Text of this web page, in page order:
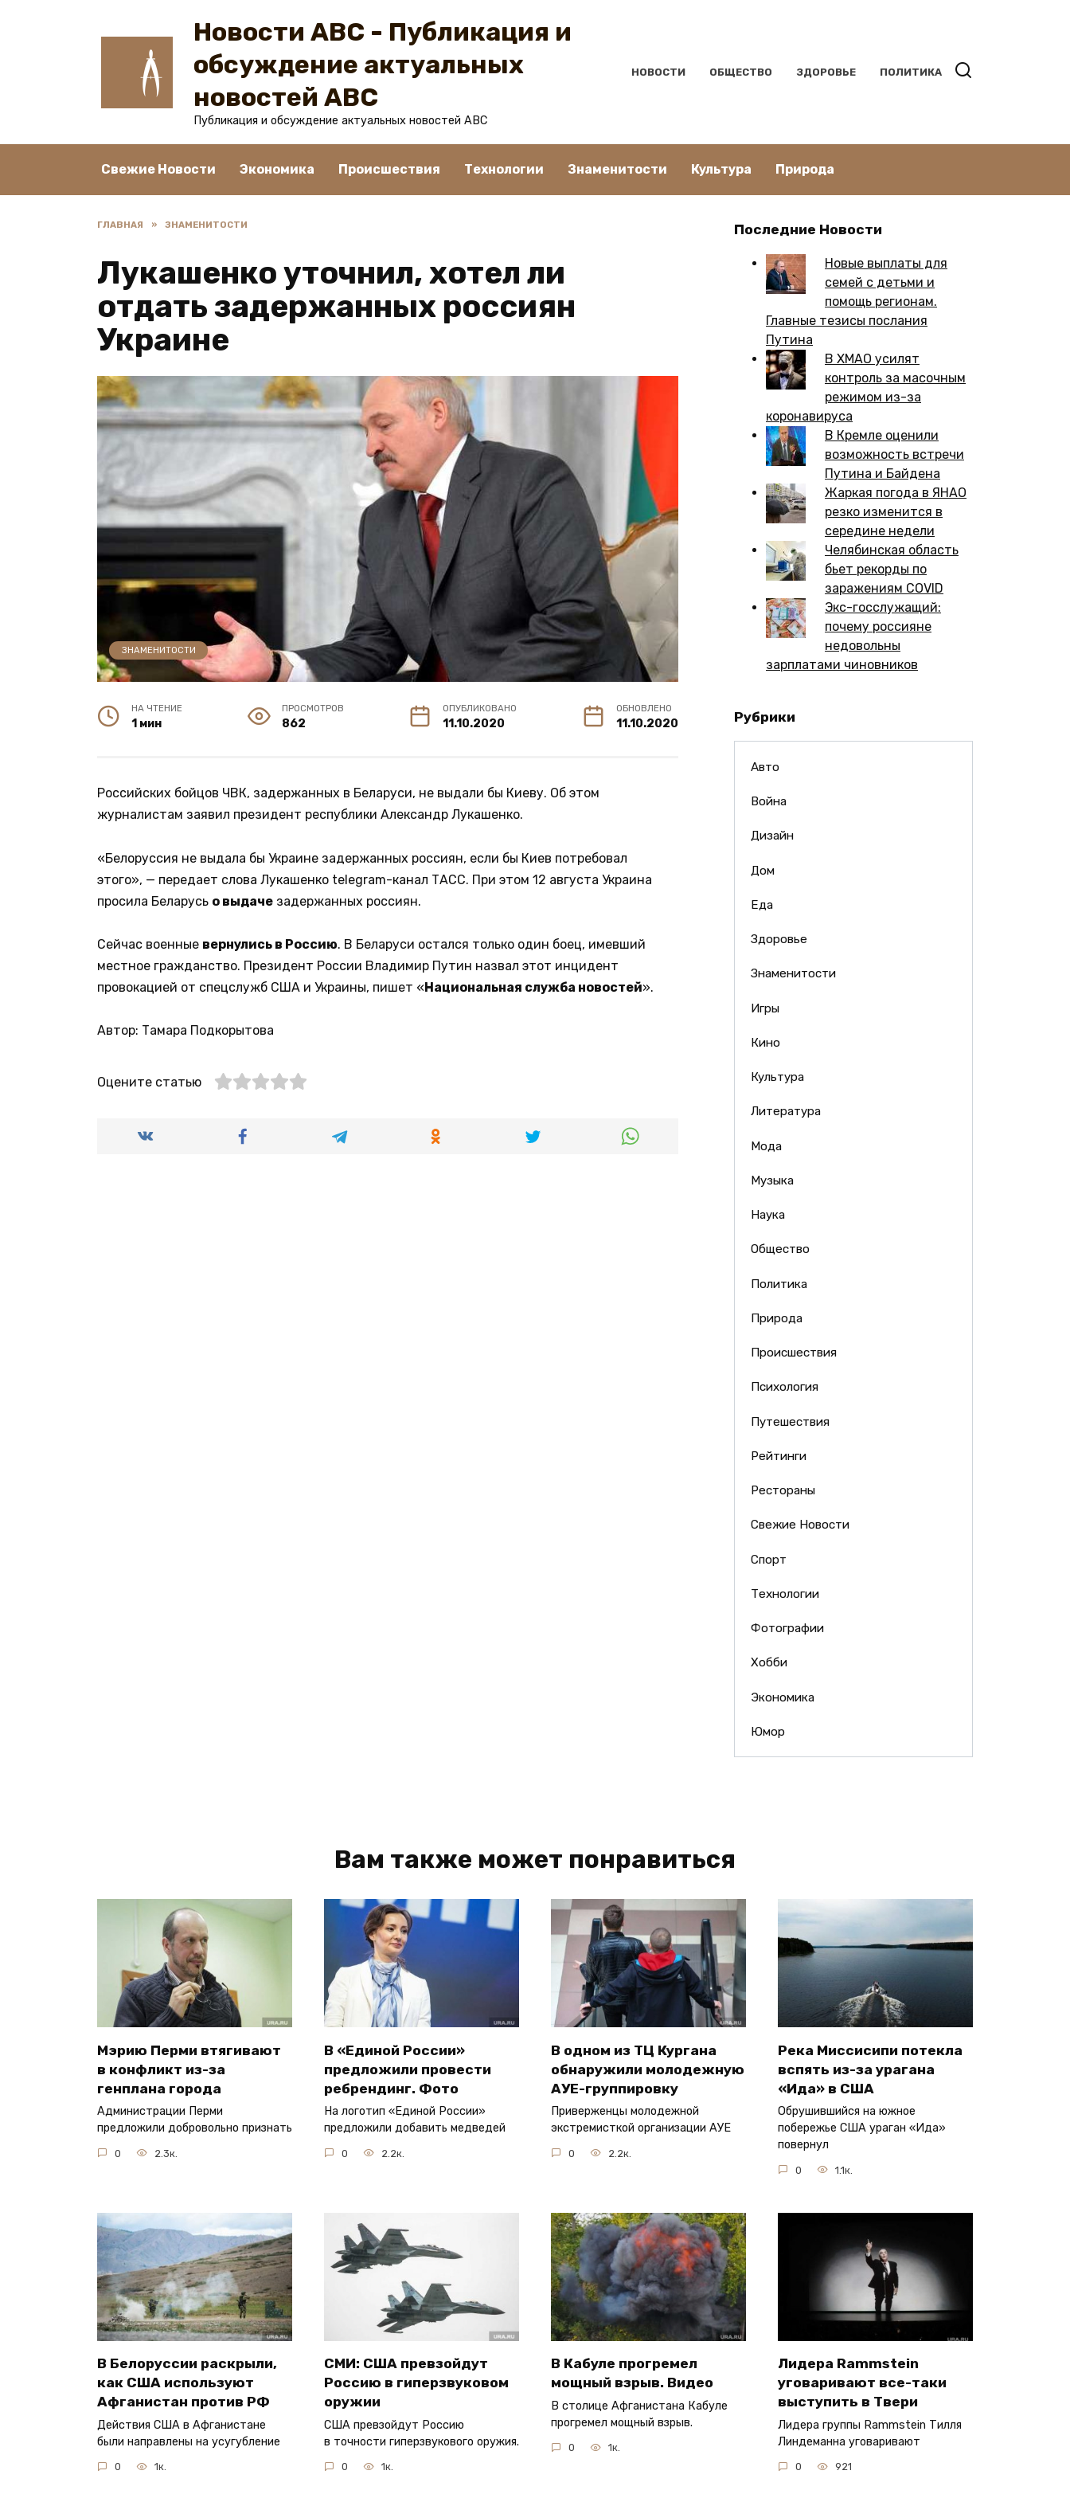
Новости ABC - Публикация и
обсуждение актуальных
новостей ABC
Публикация и обсуждение актуальных новостей ABC
НОВОСТИ ОБЩЕСТВО ЗДОРОВЬЕ ПОЛИТИКА
Свежие Новости Экономика Происшествия Технологии Знаменитости Культура Природа
ГЛАВНАЯ » ЗНАМЕНИТОСТИ
Лукашенко уточнил, хотел ли
отдать задержанных россиян
Украине
ЗНАМЕНИТОСТИ
НА ЧТЕНИЕ
1 мин
ПРОСМОТРОВ
862
ОПУБЛИКОВАНО
11.10.2020
ОБНОВЛЕНО
11.10.2020
Российских бойцов ЧВК, задержанных в Беларуси, не выдали бы Киеву. Об этом
журналистам заявил президент республики Александр Лукашенко.
«Белоруссия не выдала бы Украине задержанных россиян, если бы Киев потребовал
этого», — передает слова Лукашенко telegram-канал ТАСС. При этом 12 августа Украина
просила Беларусь о выдаче задержанных россиян.
Сейчас военные вернулись в Россию. В Беларуси остался только один боец, имевший
местное гражданство. Президент России Владимир Путин назвал этот инцидент
провокацией от спецслужб США и Украины, пишет «Национальная служба новостей».
Автор: Тамара Подкорытова
Оцените статью
Последние Новости
Новые выплаты для
семей с детьми и
помощь регионам.
Главные тезисы послания
Путина
В ХМАО усилят
контроль за масочным
режимом из-за
коронавируса
В Кремле оценили
возможность встречи
Путина и Байдена
Жаркая погода в ЯНАО
резко изменится в
середине недели
Челябинская область
бьет рекорды по
заражениям COVID
Экс-госслужащий:
почему россияне
недовольны
зарплатами чиновников
Рубрики
Авто
Война
Дизайн
Дом
Еда
Здоровье
Знаменитости
Игры
Кино
Культура
Литература
Мода
Музыка
Наука
Общество
Политика
Природа
Происшествия
Психология
Путешествия
Рейтинги
Рестораны
Свежие Новости
Спорт
Технологии
Фотографии
Хобби
Экономика
Юмор
Вам также может понравиться
Мэрию Перми втягивают
в конфликт из-за
генплана города
Администрации Перми
предложили добровольно признать
0 2.3к.
В «Единой России»
предложили провести
ребрендинг. Фото
На логотип «Единой России»
предложили добавить медведей
0 2.2к.
В одном из ТЦ Кургана
обнаружили молодежную
АУЕ-группировку
Приверженцы молодежной
экстремисткой организации АУЕ
0 2.2к.
Река Миссисипи потекла
вспять из-за урагана
«Ида» в США
Обрушившийся на южное
побережье США ураган «Ида»
повернул
0 1.1к.
В Белоруссии раскрыли,
как США используют
Афганистан против РФ
Действия США в Афганистане
были направлены на усугубление
0 1к.
СМИ: США превзойдут
Россию в гиперзвуковом
оружии
США превзойдут Россию
в точности гиперзвукового оружия.
0 1к.
В Кабуле прогремел
мощный взрыв. Видео
В столице Афганистана Кабуле
прогремел мощный взрыв.
0 1к.
Лидера Rammstein
уговаривают все-таки
выступить в Твери
Лидера группы Rammstein Тилля
Линдеманна уговаривают
0 921